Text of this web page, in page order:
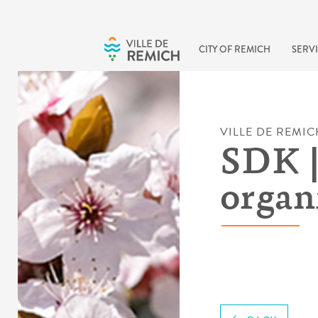
CITY OF REMICH
VILLE DE
SDK